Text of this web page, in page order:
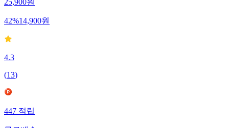
25,900원
42%14,900원
4.3
(13)
447적립